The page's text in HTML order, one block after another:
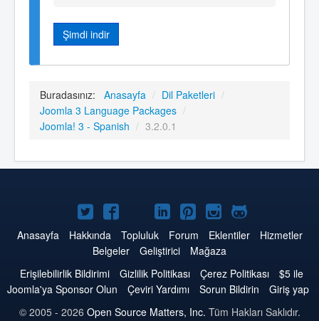
Şimdi indir
Buradasınız: Anasayfa / Dil Paketleri /
Joomla 3 Language Packages /
Joomla! 3 - Spanish / 3.2.0.1
Twitter'da
Joomla
Facebook'da
Joomla
YouTube'da
Joomla
LinkedIn'de
Joomla
Pinterest'de
Joomla
Instagram'da
Joomla
GitHub'da
Joomla
Anasayfa Hakkında Topluluk Forum Eklentiler
Hizmetler
Belgeler
Geliştirici
Mağaza
Erişilebilirlik Bildirimi
Gizlilik Politikası Çerez Politikası
$5 ile
Joomla'ya Sponsor Olun
Çeviri Yardımı Sorun Bildirin
Giriş yap
© 2005 - 2026 Open Source Matters, Inc. Tüm Hakları Saklıdır.